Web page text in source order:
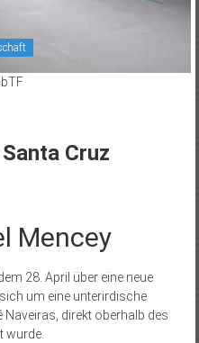
Cruz
Mencey
28. April über eine neue
um eine unterirdische
Naveiras, direkt oberhalb des
wurde.